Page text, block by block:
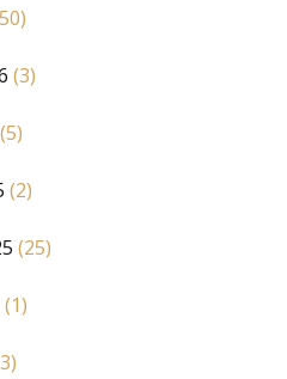
(3)
(5)
(2)
(25)
(1)